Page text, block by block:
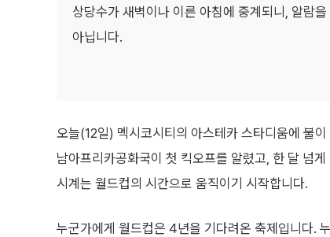
상당수가 새벽이나 이른 아침에 중계되니, 알람
아닙니다.
오늘(12일) 멕시코시티의 아스테카 스타디움에 불
남아프리카공화국이 첫 킥오프를 알렸고, 한 달 넘
시계는 월드컵의 시간으로 움직이기 시작합니다.
누군가에게 월드컵은 4년을 기다려온 축제입니다.